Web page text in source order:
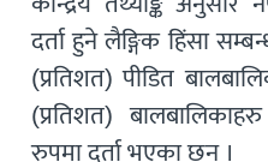
दर्ता हुने लैङ्गिक हिंसा
(प्रतिशत) पीडित
(प्रतिशत)
रुपमा दर्ता भएका छन् ।